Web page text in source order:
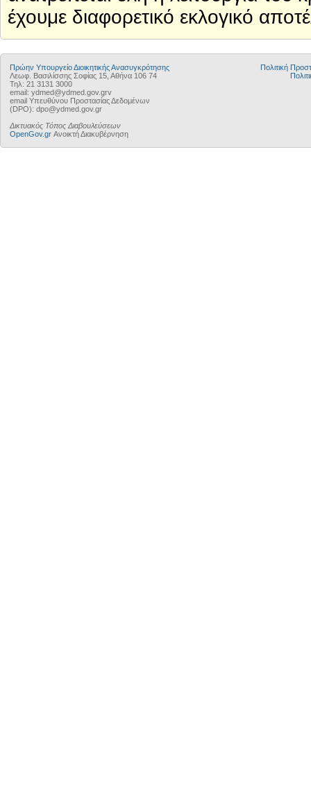
έχουμε διαφορετικό εκλογικό
Πρώην Υπουργείο Διοικητικής Ανασυγκρότησης
Λεωφ. Βασιλίσσης Σοφίας 15, Αθήνα 106 74
Τηλ: 21 3131 3000
email: ydmed@ydmed.gov.grv
email Υπευθύνου Προστασίας Δεδομένων
(DPO): dpo@ydmed.gov.gr
Δικτυακός Τόπος Διαβουλεύσεων
OpenGov.gr Ανοικτή Διακυβέρνηση
Πολιτική